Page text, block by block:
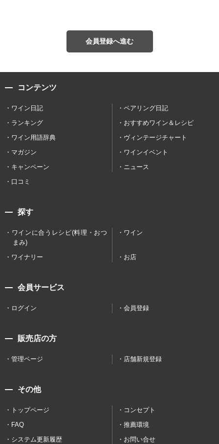
会員登録へ進む
コンテンツ
ワイン日記
ペアリング日記
ランキング
おすすめワイン＆レシピ
ワイン用語辞典
ヴィンテージチャート
マガジン
ワインイベント
キャンペーン
ニュース
口コミ
探す
ワインに合うレシピ(料理・おつ
まみ)
ワイン
ワイナリー お店
会員サービス
ログイン 会員登録
販売店の方
管理ページ 店舗新規登録
その他
トップページ
コンセプト
FAQ
推薦環境
システム更新履歴
お問い合せ